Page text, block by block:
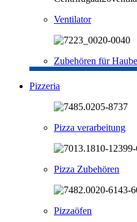
Ventilator
Zubehören für
Pizzeria
Pizza verarbeitung
Pizza Zubehören
Pizzaöfen